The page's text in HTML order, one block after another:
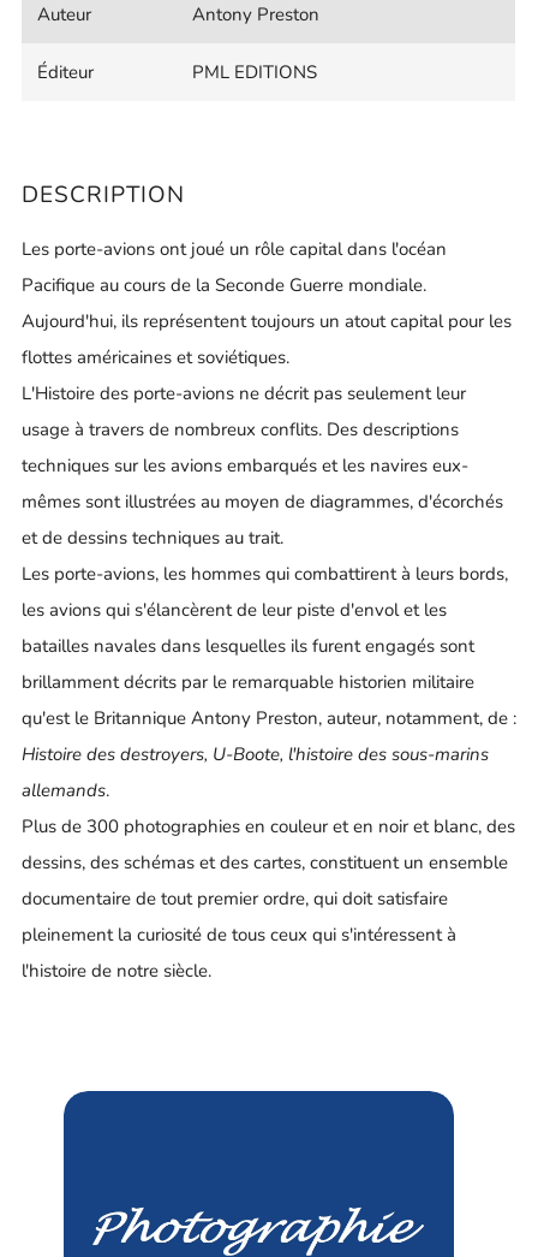
Auteur Antony Preston
Éditeur PML EDITIONS
DESCRIPTION
Les porte-avions ont joué un rôle capital dans l'océan
Pacifique au cours de la Seconde Guerre mondiale.
Aujourd'hui, ils représentent toujours un atout capital pour les
flottes américaines et soviétiques.
L'Histoire des porte-avions ne décrit pas seulement leur
usage à travers de nombreux conflits. Des descriptions
techniques sur les avions embarqués et les navires eux-
mêmes sont illustrées au moyen de diagrammes, d'écorchés
et de dessins techniques au trait.
Les porte-avions, les hommes qui combattirent à leurs bords,
les avions qui s'élancèrent de leur piste d'envol et les
batailles navales dans lesquelles ils furent engagés sont
brillamment décrits par le remarquable historien militaire
qu'est le Britannique Antony Preston, auteur, notamment, de :
Histoire des destroyers, U-Boote, l'histoire des sous-marins
allemands.
Plus de 300 photographies en couleur et en noir et blanc, des
dessins, des schémas et des cartes, constituent un ensemble
documentaire de tout premier ordre, qui doit satisfaire
pleinement la curiosité de tous ceux qui s'intéressent à
l'histoire de notre siècle.